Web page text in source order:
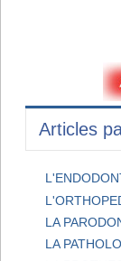
Articles
LA
LA